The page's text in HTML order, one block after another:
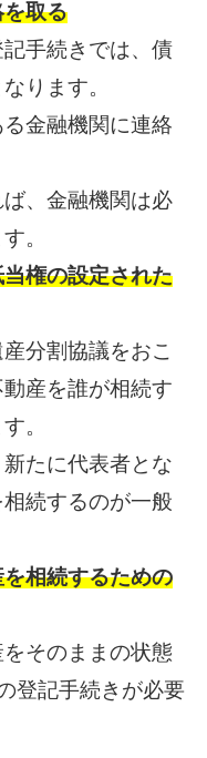
取る
手続きでは、債
ります。
金融機関に連絡
、金融機関は必
。
権の設定された
分割協議をおこ
産を誰が相続す
。
たに代表者とな
続するのが一般
相続するための
そのままの状態
登記手続きが必要